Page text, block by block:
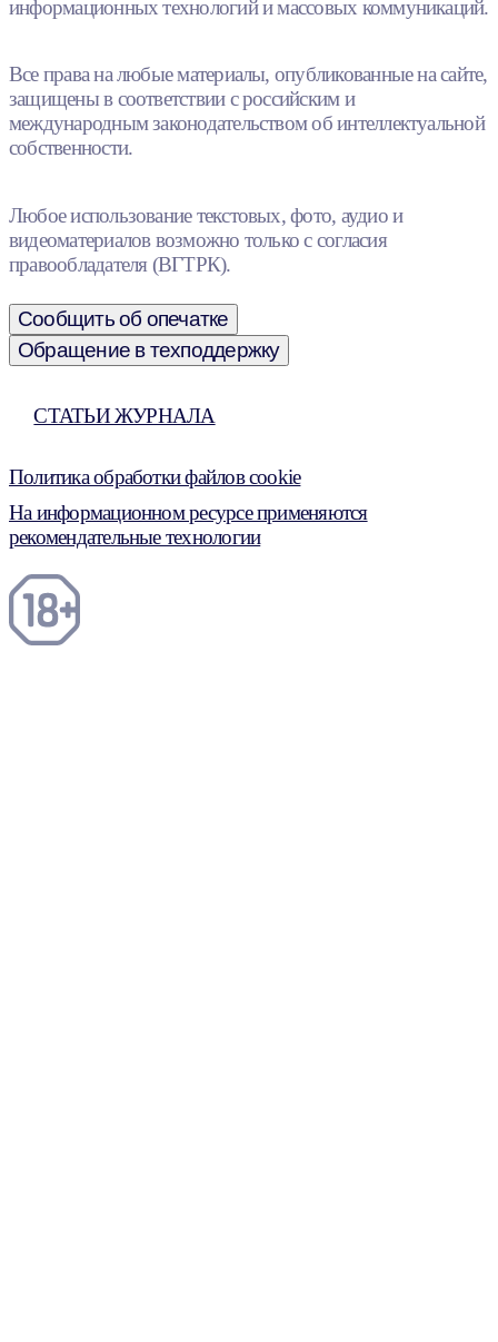
информационных технологий и массовых коммуникаций.
Все права на любые материалы, опубликованные на сайте,
защищены в соответствии с российским и
международным законодательством об интеллектуальной
собственности.
Любое использование текстовых, фото, аудио и
видеоматериалов возможно только с согласия
правообладателя (ВГТРК).
Сообщить об опечатке
Обращение в техподдержку
СТАТЬИ ЖУРНАЛА
Политика обработки файлов cookie
На информационном ресурсе применяются
рекомендательные технологии